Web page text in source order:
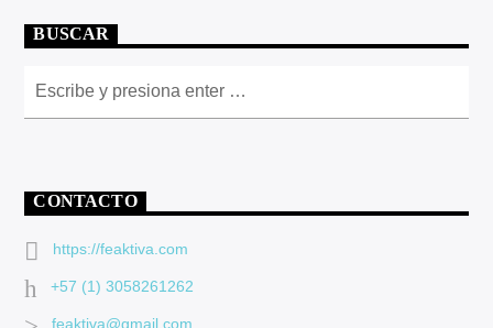
BUSCAR
CONTACTO
https://feaktiva.com
+57 (1) 3058261262
feaktiva@gmail.com